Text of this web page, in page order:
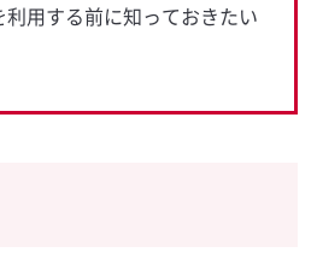
用する前に知っておきたい